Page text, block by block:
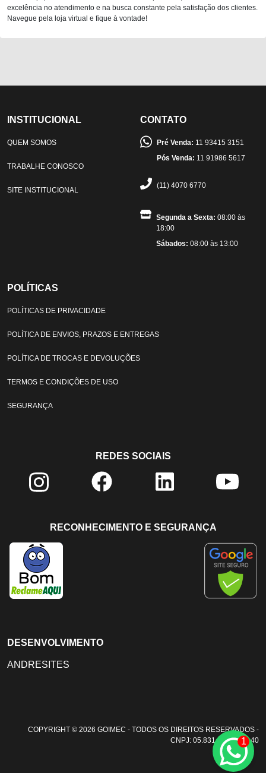
excelência no atendimento e na busca constante pela satisfação dos clientes.
Navegue pela loja virtual e fique à vontade!
INSTITUCIONAL
QUEM SOMOS
TRABALHE CONOSCO
SITE INSTITUCIONAL
CONTATO
Pré Venda: 11 93415 3151
Pós Venda: 11 91986 5617
(11) 4070 6770
Segunda a Sexta: 08:00 às
18:00
Sábados: 08:00 às 13:00
POLÍTICAS
POLÍTICAS DE PRIVACIDADE
POLÍTICA DE ENVIOS, PRAZOS E ENTREGAS
POLÍTICA DE TROCAS E DEVOLUÇÕES
TERMOS E CONDIÇÕES DE USO
SEGURANÇA
REDES SOCIAIS
RECONHECIMENTO E SEGURANÇA
DESENVOLVIMENTO
ANDRESITES
COPYRIGHT © 2026 GO!MEC - TODOS OS DIREITOS RESERVADOS -
CNPJ: 05.831.108/0001-40
1